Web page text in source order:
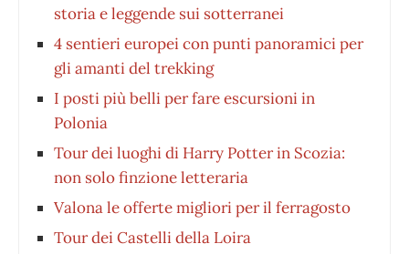
storia e leggende sui sotterranei
4 sentieri europei con punti panoramici per
gli amanti del trekking
I posti più belli per fare escursioni in
Polonia
Tour dei luoghi di Harry Potter in Scozia:
non solo finzione letteraria
Valona le offerte migliori per il ferragosto
Tour dei Castelli della Loira